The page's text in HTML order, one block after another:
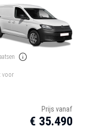
voor
Prijs vanaf
€ 35.490